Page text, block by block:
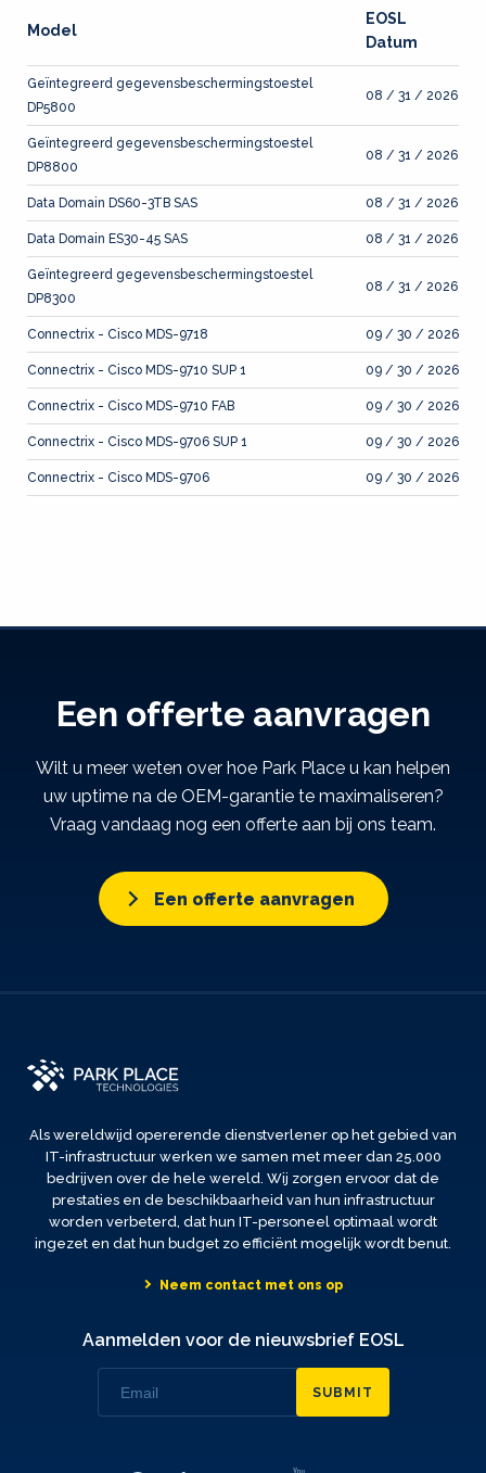
Model
EOSL
Datum
Geïntegreerd gegevensbeschermingstoestel
DP5800
08 / 31 / 2026
Geïntegreerd gegevensbeschermingstoestel
DP8800
08 / 31 / 2026
Data Domain DS60-3TB SAS 08 / 31 / 2026
Data Domain ES30-45 SAS 08 / 31 / 2026
Geïntegreerd gegevensbeschermingstoestel
DP8300
08 / 31 / 2026
Connectrix - Cisco MDS-9718 09 / 30 / 2026
Connectrix - Cisco MDS-9710 SUP 1 09 / 30 / 2026
Connectrix - Cisco MDS-9710 FAB 09 / 30 / 2026
Connectrix - Cisco MDS-9706 SUP 1 09 / 30 / 2026
Connectrix - Cisco MDS-9706 09 / 30 / 2026
Een offerte aanvragen
Wilt u meer weten over hoe Park Place u kan helpen
uw uptime na de OEM-garantie te maximaliseren?
Vraag vandaag nog een offerte aan bij ons team.
Een offerte aanvragen
Als wereldwijd opererende dienstverlener op het gebied van
IT-infrastructuur werken we samen met meer dan 25.000
bedrijven over de hele wereld. Wij zorgen ervoor dat de
prestaties en de beschikbaarheid van hun infrastructuur
worden verbeterd, dat hun IT-personeel optimaal wordt
ingezet en dat hun budget zo efficiënt mogelijk wordt benut.
Neem contact met ons op
Aanmelden voor de nieuwsbrief EOSL
SUBMIT